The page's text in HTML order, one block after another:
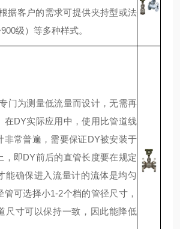
据客户的需求可提供夹持型或法
级）等多种样式。
门为测量低流量而设计，无需再
在DY实际应用中，使用比管道线
非常普遍，需要保证DY被安装于
，即DY前后的直管长度要在规定
能确保进入流量计的流体是均匀
可选择小1-2个档的管径尺寸，
尺寸可以保持一致，因此能降低